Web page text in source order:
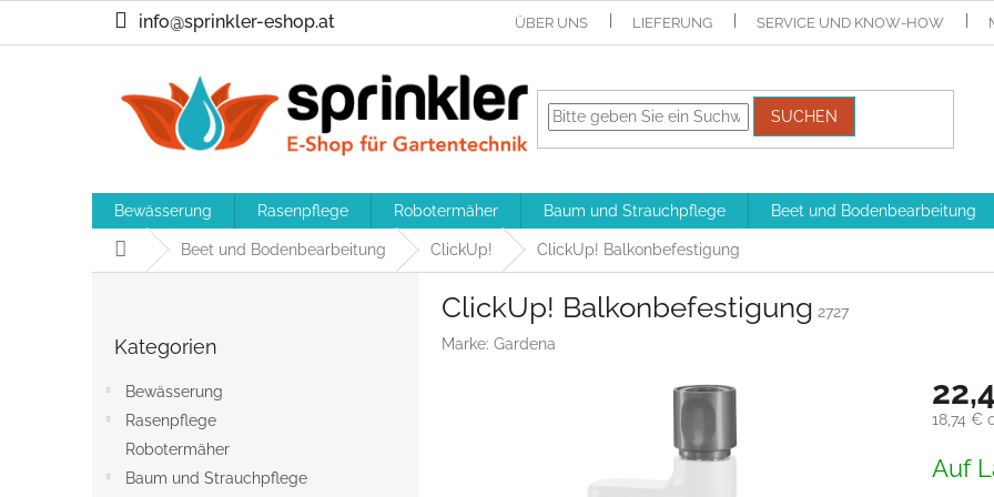
springen
info@sprinkler-eshop.at ÜBER UNS LIEFERUNG SERVICE UND KNOW-HOW
SUCHEN
Bewässerung Rasenpflege Robotermäher Baum und Strauchpflege Beet und Bodenbearbeitung
StartseiteBeet und Bodenbearbeitung ClickUp! ClickUp! Balkonbefestigung
überspringen
Kategorien
Bewässerung
Rasenpflege
Robotermäher
Baum und Strauchpflege
ClickUp! Balkonbefestigung 2727
Marke: Gardena
18,74 €
Auf